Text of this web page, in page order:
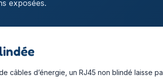
exposées.
câbles d’énergie, un RJ45 non blindé laisse